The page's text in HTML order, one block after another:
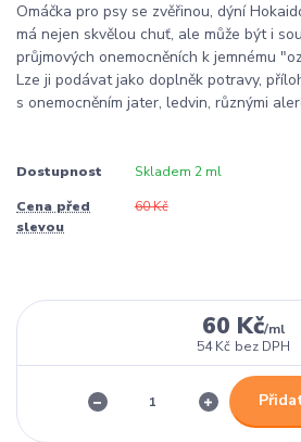
Omáčka pro psy se zvěřinou, dýní
má nejen skvělou chuť, ale může být i
průjmových onemocněních k jemnému
Lze ji podávat jako doplněk potravy,
s onemocněním jater, ledvin, různými
Dostupnost Skladem 2 ml
Cena před
slevou
60 Kč
60 Kč/ml
54 Kč bez DPH